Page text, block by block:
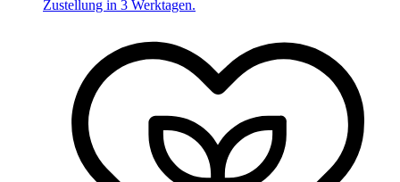
Zustellung in 3 Werktagen.